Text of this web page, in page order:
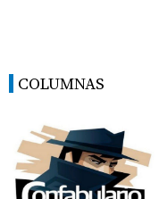
COLUMNAS